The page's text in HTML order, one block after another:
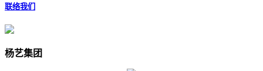
联络我们
杨艺集团